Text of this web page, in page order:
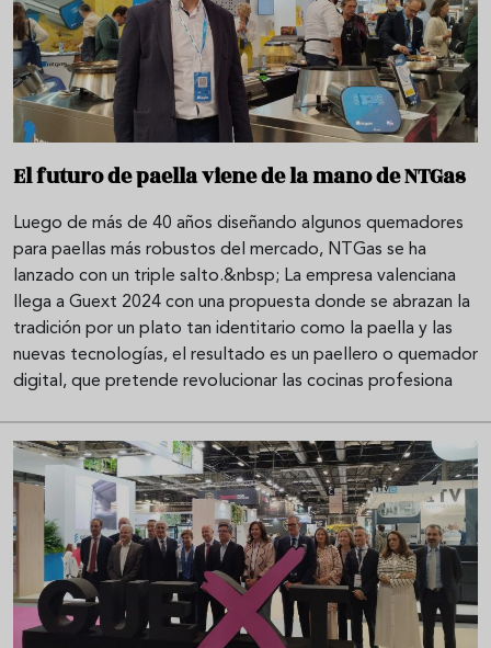
El futuro de paella viene de la mano de NTGas
Luego de más de 40 años diseñando algunos quemadores
para paellas más robustos del mercado, NTGas se ha
lanzado con un triple salto.&nbsp; La empresa valenciana
llega a Guext 2024 con una propuesta donde se abrazan la
tradición por un plato tan identitario como la paella y las
nuevas tecnologías, el resultado es un paellero o quemador
digital, que pretende revolucionar las cocinas profesiona